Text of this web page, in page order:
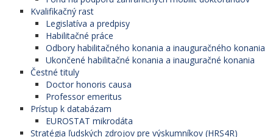
Kvalifikačný rast
Legislatíva a predpisy
Habilitačné práce
Odbory habilitačného konania a inauguračného konania
Ukončené habilitačné konania a inauguračné konania
Čestné tituly
Doctor honoris causa
Professor emeritus
Prístup k databázam
EUROSTAT mikrodáta
Stratégia ľudských zdrojov pre výskumníkov (HRS4R)